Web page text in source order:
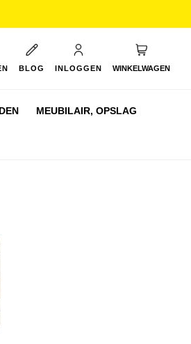
BLOG INLOGGEN WINKELWAGEN
MEUBILAIR, OPSLAG